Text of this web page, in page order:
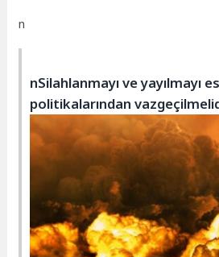
n
nSilahlanmayı ve yayılmayı
politikalarından